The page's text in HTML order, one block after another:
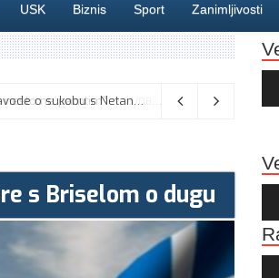
USK Biznis Sport Zanimljivosti
Vance kaže da će pregovori s Iranom potrajati, odbacio navode o sukobu s Netanyahuom 06/08/2026
s Briselom o dugu